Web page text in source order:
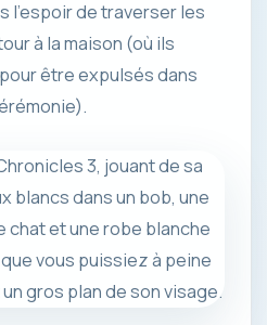
l’espoir de traverser les
à la maison (où ils
être expulsés dans